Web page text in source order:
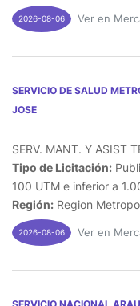
2026-08-06 Ver en
SERVICIO DE SALUD
JOSE
SERV. MANT. Y ASIST
Tipo de Licitación:
100 UTM e inferior a
Región: Region
2026-08-06 Ver en